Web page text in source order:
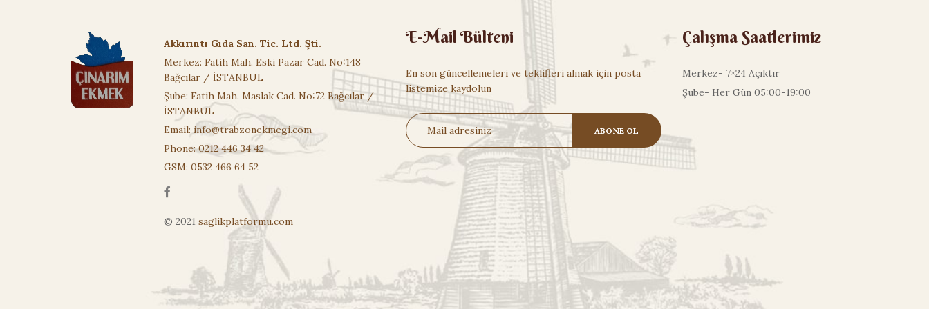
Akkırıntı Gıda San. Tic. Ltd. Şti.
Merkez: Fatih Mah. Eski Pazar Cad. No:148
Bağcılar / İSTANBUL
Şube: Fatih Mah. Maslak Cad. No:72 Bağcılar /
İSTANBUL
Email: info@trabzonekmegi.com
Phone: 0212 446 34 42
GSM: 0532 466 64 52
© 2021 saglikplatformu.com
E-Mail Bülteni
En son güncellemeleri ve teklifleri almak için posta
listemize kaydolun
Çalışma Saatlerimiz
Merkez- 7×24 Açıktır
Şube- Her Gün 05:00-19:00